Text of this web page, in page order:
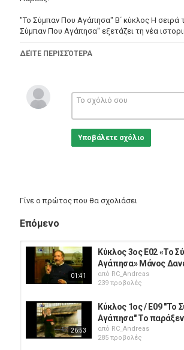
"Το Σύμπαν Που Αγάπησα" Β΄ κύκλος Η σειρά
Σύμπαν Που Αγάπησα" εξετάζει τη νέα
B' Κύκλος εκπομπών 18 - Το Σύμπαν Που
Κατηγορίες
Documentary
ΔΕΊΤΕ ΠΕΡΙΣΣΌΤΕΡΑ
Υποβάλετε σχόλιο
Γίνε ο πρώτος που θα σχολιάσει
Επόμενο
01:41
Κύκλος 3ος Ε02 «Το
Αγάπησα» Μάνος
από RC_Andreas
239 προβολές
26:53
Κύκλος 1ος / Ε09 "Το
Αγάπησα" Το
από RC_Andreas
285 προβολές